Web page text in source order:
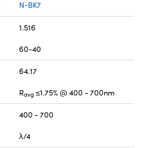
N-BK7
1.516
60-40
64.17
Ravg ≤1.75% @ 400 - 700nm
400 - 700
λ/4